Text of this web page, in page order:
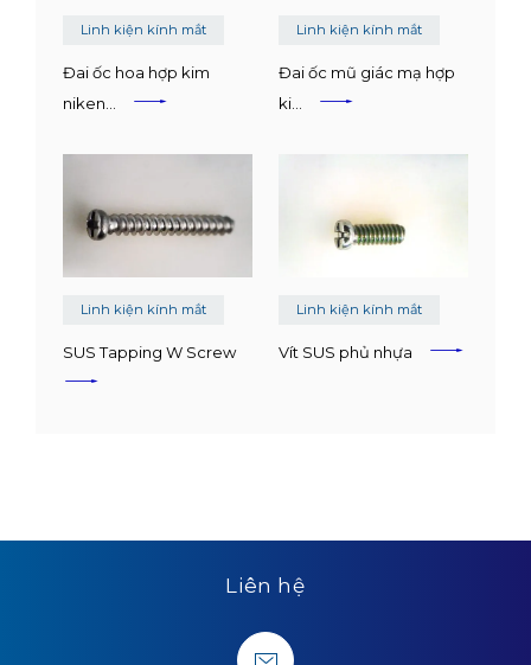
Linh kiện kính mắt
Đai ốc hoa hợp kim
niken…
Linh kiện kính mắt
Đai ốc mũ giác mạ hợp
ki…
Linh kiện kính mắt
SUS Tapping W Screw
Linh kiện kính mắt
Vít SUS phủ nhựa
Liên hệ